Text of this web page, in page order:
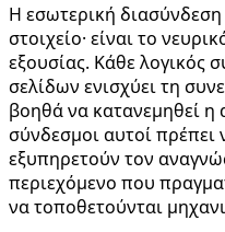
Η εσωτερική διασύνδεση
στοιχείο· είναι το
εξουσίας. Κάθε λογικός
σελίδων ενισχύει τη
βοηθά να κατανεμηθεί η
σύνδεσμοι αυτοί πρέπει
εξυπηρετούν τον
περιεχόμενο που
να τοποθετούνται